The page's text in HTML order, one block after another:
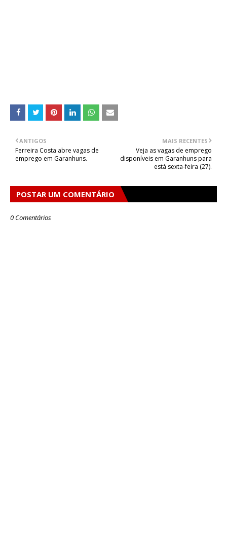
MAIS RECENTES
Veja as vagas de emprego
disponíveis em Garanhuns para
está sexta-feira (27).
ANTIGOS
Ferreira Costa abre vagas de
emprego em Garanhuns.
POSTAR UM COMENTÁRIO
0 Comentários